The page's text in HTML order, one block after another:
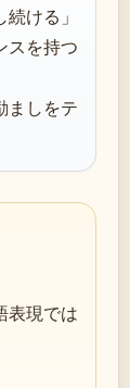
ける」
スを持つ
ましをテ
表現では